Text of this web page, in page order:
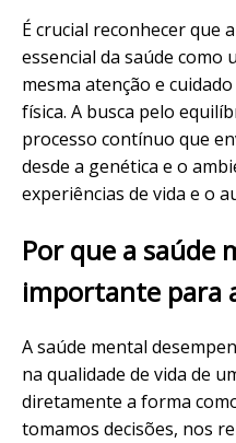
É crucial reconhecer que
essencial da saúde como
mesma atenção e
física. A busca pelo
processo contínuo que
desde a genética e o
experiências de vida e o
Por que a saúde
importante para
A saúde mental
na qualidade de vida de
diretamente a forma
tomamos decisões, nos